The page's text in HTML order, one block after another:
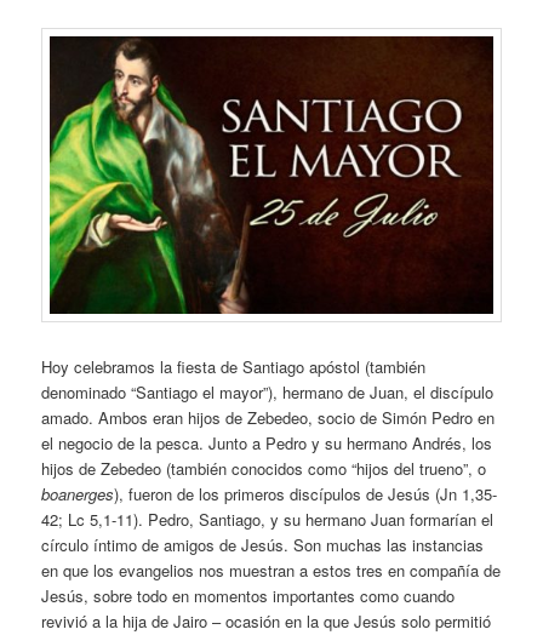
Hoy celebramos la fiesta de Santiago apóstol (también
denominado “Santiago el mayor”), hermano de Juan, el discípulo
amado. Ambos eran hijos de Zebedeo, socio de Simón Pedro en
el negocio de la pesca. Junto a Pedro y su hermano Andrés, los
hijos de Zebedeo (también conocidos como “hijos del trueno”, o
boanerges), fueron de los primeros discípulos de Jesús (Jn 1,35-
42; Lc 5,1-11). Pedro, Santiago, y su hermano Juan formarían el
círculo íntimo de amigos de Jesús. Son muchas las instancias
en que los evangelios nos muestran a estos tres en compañía de
Jesús, sobre todo en momentos importantes como cuando
revivió a la hija de Jairo – ocasión en la que Jesús solo permitió